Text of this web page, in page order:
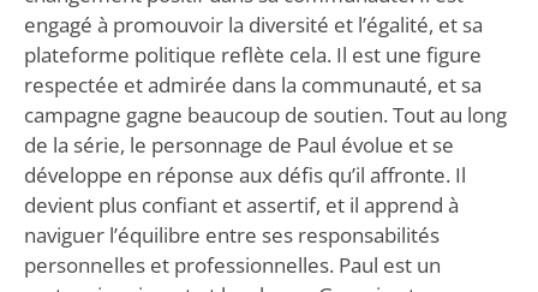
engagé à promouvoir la diversité et l’égalité, et sa
plateforme politique reflète cela. Il est une figure
respectée et admirée dans la communauté, et sa
campagne gagne beaucoup de soutien. Tout au long
de la série, le personnage de Paul évolue et se
développe en réponse aux défis qu’il affronte. Il
devient plus confiant et assertif, et il apprend à
naviguer l’équilibre entre ses responsabilités
personnelles et professionnelles. Paul est un